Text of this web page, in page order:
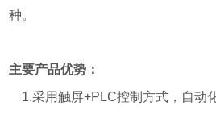
种。
主要产品优势：
1.采用触屏+PLC控制方式，自动